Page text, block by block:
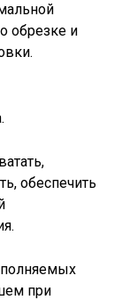
обрезке и
обеспечить
при